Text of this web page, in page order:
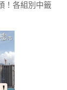
！各組別中籤